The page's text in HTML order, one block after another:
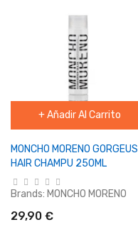
+ Añadir Al Carrito
MONCHO MORENO GORGEUS
HAIR CHAMPU 250ML
Brands: MONCHO MORENO
29,90 €